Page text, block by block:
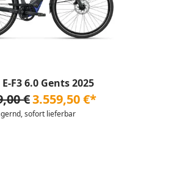
F3 6.0 Gents 2025
€3.559,50 €*
sofort lieferbar